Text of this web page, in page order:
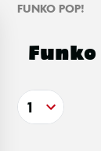
FUNKO POP!
Funko
1